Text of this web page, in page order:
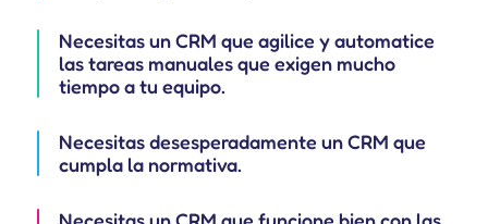
Necesitas un CRM que agilice y automatice
las tareas manuales que exigen mucho
tiempo a tu equipo.
Necesitas desesperadamente un CRM que
cumpla la normativa.